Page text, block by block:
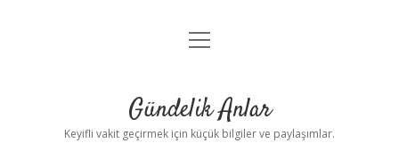
Anasayfa
Yasal Uyarı
menüyü
Gündelik Anlar
Keyifli vakit geçirmek için küçük bilgiler ve paylaşımlar.